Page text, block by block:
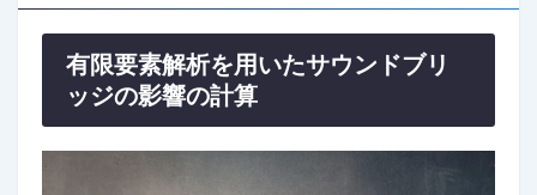
有限要素解析を用いたサウンドブリ
ッジの影響の計算​